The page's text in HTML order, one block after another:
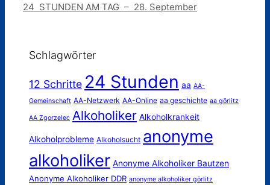
24 STUNDEN AM TAG – 28. September
Schlagwörter
12 Schritte 24 Stunden aa AA-
Gemeinschaft AA-Netzwerk AA-Online aa geschichte aa görlitz
AA Zgorzelec Alkoholiker Alkoholkrankeit
Alkoholprobleme Alkoholsucht anonyme
alkoholiker Anonyme Alkoholiker Bautzen
Anonyme Alkoholiker DDR anonyme alkoholiker görlitz